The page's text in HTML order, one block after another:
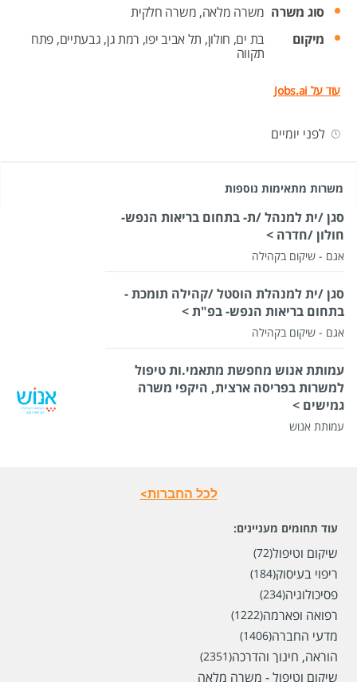
סוג משרה משרה מלאה, משרה חלקית
מיקום
בת ים, חולון, תל אביב יפו, רמת גן, גבעתיים, פתח
תקווה
עוד על Jobs.ai
לפני יומיים
משרות מתאימות נוספות
סגן /ית למנהל /ת- בתחום בריאות הנפש-
חולון /חדרה >
אגם - שיקום בקהילה
סגן /ית למנהלת הוסטל /קהילה תומכת -
בתחום בריאות הנפש- בפ"ת >
אגם - שיקום בקהילה
עמותת אנוש מחפשת מתאמי.ות טיפול
למשרות בפריסה ארצית, היקפי משרה
גמישים >
עמותת אנוש
לכל החברות>
עוד תחומים מעניינים:
שיקום וטיפול(72)
ריפוי בעיסוק(184)
פסיכולוגיה(234)
רפואה ופארמה(1222)
מדעי החברה(1406)
הוראה, חינוך והדרכה(2351)
שיקום וטיפול - משרה מלאה